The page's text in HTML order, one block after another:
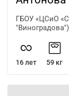
ГБОУ «ЦСиО
16 лет 59 кг